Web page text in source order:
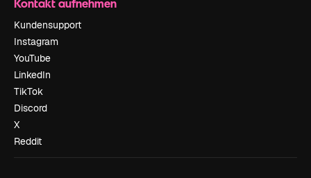
Kontakt aufnehmen
Kundensupport
Instagram
YouTube
LinkedIn
TikTok
Discord
X
Reddit